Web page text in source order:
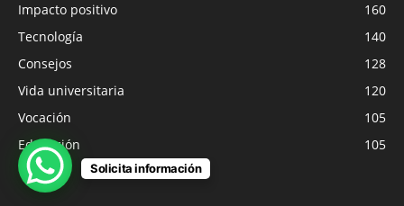
Impacto positivo
160
Tecnología
140
Consejos
128
Vida universitaria
120
Vocación
105
Educación
105
Solicita información